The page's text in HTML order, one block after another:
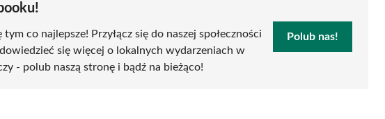
co najlepsze! Przyłącz się do naszej społeczności
się więcej o lokalnych wydarzeniach w
- polub naszą stronę i bądź na bieżąco!
Polub nas!